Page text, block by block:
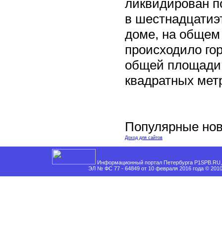
ликвидирован
в
доме, на общем
происходило
общей площади
квадратных
Популярные
Доход для сайтов
Информационный портал Петербурга
ЭЛ № ФС 77 - 64849 от 10 февраля 2016 года ©